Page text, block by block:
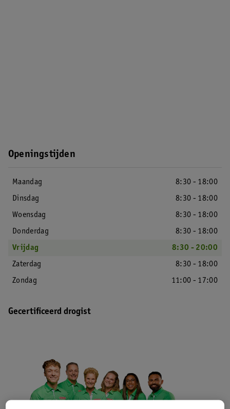
Openingstijden
Maandag
8:30 - 18:00
Dinsdag
8:30 - 18:00
Woensdag
8:30 - 18:00
Donderdag
8:30 - 18:00
Vrijdag
8:30 - 20:00
Zaterdag
8:30 - 18:00
Zondag
11:00 - 17:00
Gecertificeerd drogist